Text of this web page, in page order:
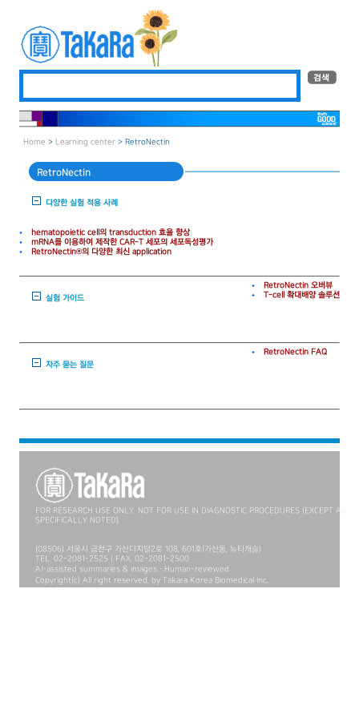
Home > Learning center > RetroNectin
RetroNectin
다양한 실험 적용 사례
hematopoietic cell의 transduction 효율 향상
mRNA를 이용하여 제작한 CAR-T 세포의 세포독성평가
RetroNectin®의 다양한 최신 application
실험 가이드
RetroNectin 오버뷰
T-cell 확대배양 솔루션
자주 묻는 질문
RetroNectin FAQ
FOR RESEARCH USE ONLY. NOT FOR USE IN DIAGNOSTIC PROCEDURES (EXCEPT AS
SPECIFICALLY NOTED).
(08506) 서울시 금천구 가산디지털2로 108, 601호(가산동, 뉴티캐슬)
TEL. 02-2081-2525 | FAX. 02-2081-2500
AI-assisted summaries & images · Human-reviewed
Copyright(c) All right reserved. by Takara Korea Biomedical Inc.